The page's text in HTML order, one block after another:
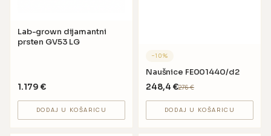
Lab-grown dijamantni
prsten GV53 LG
1.179 €
DODAJ U KOŠARICU
−10%
Naušnice FE001440/d2
248,4 €276€
DODAJ U KOŠARICU